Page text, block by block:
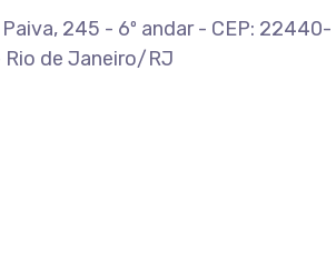
245 - 6º andar - CEP: 22440-
Rio de Janeiro/RJ